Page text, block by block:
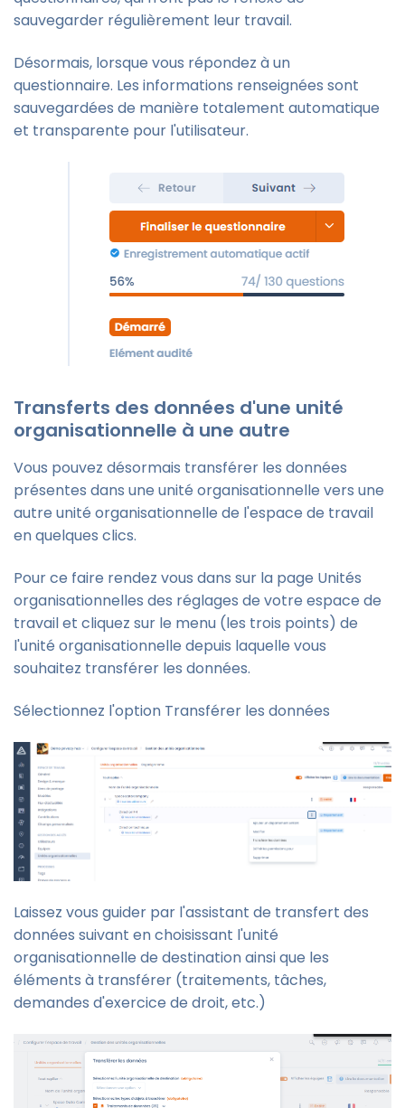
sauvegarder régulièrement leur travail.
Désormais, lorsque vous répondez à un
questionnaire. Les informations renseignées sont
sauvegardées de manière totalement automatique
et transparente pour l'utilisateur.
Transferts des données d'une unité
organisationnelle à une autre
Vous pouvez désormais transférer les données
présentes dans une unité organisationnelle vers une
autre unité organisationnelle de l'espace de travail
en quelques clics.
Pour ce faire rendez vous dans sur la page Unités
organisationnelles des réglages de votre espace de
travail et cliquez sur le menu (les trois points) de
l'unité organisationnelle depuis laquelle vous
souhaitez transférer les données.
Sélectionnez l'option Transférer les données
Laissez vous guider par l'assistant de transfert des
données suivant en choisissant l'unité
organisationnelle de destination ainsi que les
éléments à transférer (traitements, tâches,
demandes d'exercice de droit, etc.)